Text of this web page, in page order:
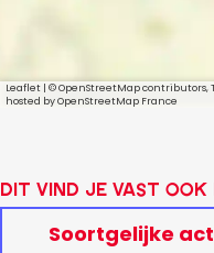
Leaflet | © OpenStreetMap contributors,
hosted by OpenStreetMap France
Dit vind je vast ook
Soortgelijke